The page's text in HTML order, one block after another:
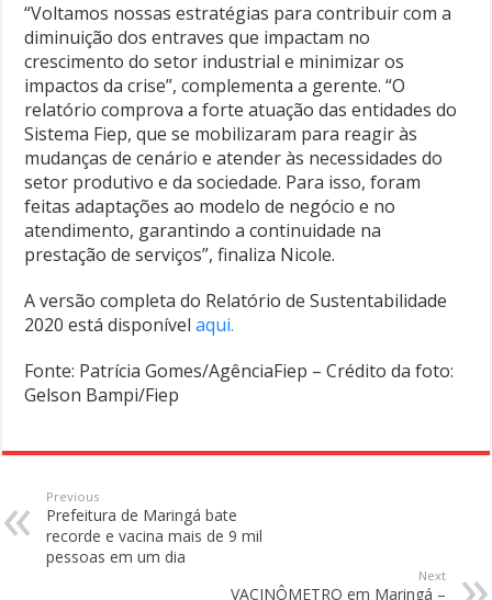
“Voltamos nossas estratégias para contribuir com a
diminuição dos entraves que impactam no
crescimento do setor industrial e minimizar os
impactos da crise”, complementa a gerente. “O
relatório comprova a forte atuação das entidades do
Sistema Fiep, que se mobilizaram para reagir às
mudanças de cenário e atender às necessidades do
setor produtivo e da sociedade. Para isso, foram
feitas adaptações ao modelo de negócio e no
atendimento, garantindo a continuidade na
prestação de serviços”, finaliza Nicole.
A versão completa do Relatório de Sustentabilidade
2020 está disponívelaqui.
Fonte: Patrícia Gomes/AgênciaFiep – Crédito da foto:
Gelson Bampi/Fiep
Previous
Prefeitura de Maringá bate
recorde e vacina mais de 9 mil
pessoas em um dia
Next
VACINÔMETRO em Maringá –